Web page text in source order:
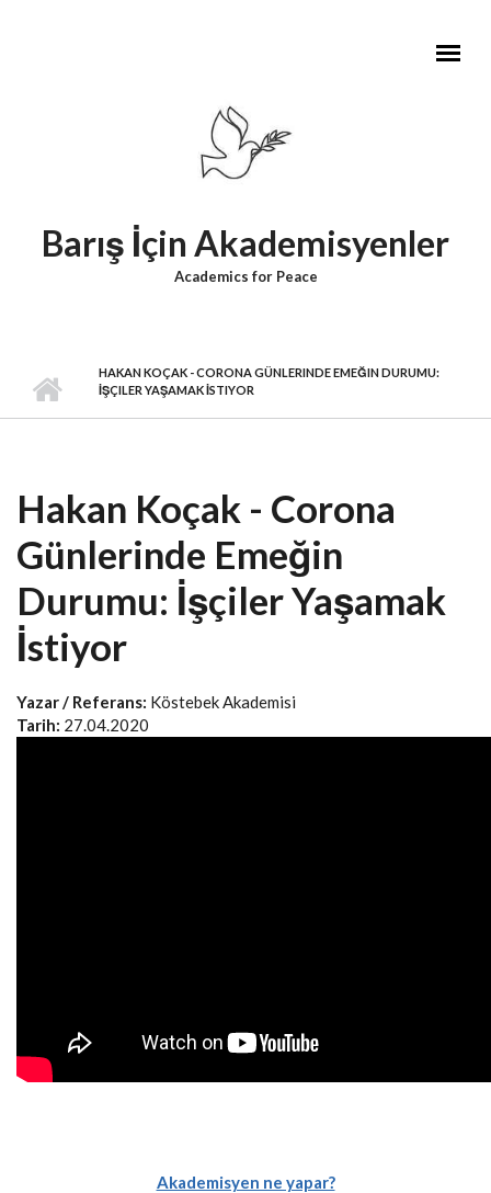
Barış İçin Akademisyenler
Academics for Peace
HAKAN KOÇAK - CORONA GÜNLERINDE EMEĞIN DURUMU:
İŞÇILER YAŞAMAK İSTIYOR
Hakan Koçak - Corona
Günlerinde Emeğin
Durumu: İşçiler Yaşamak
İstiyor
Yazar / Referans: Köstebek Akademisi
Tarih: 27.04.2020
Akademisyen ne yapar?